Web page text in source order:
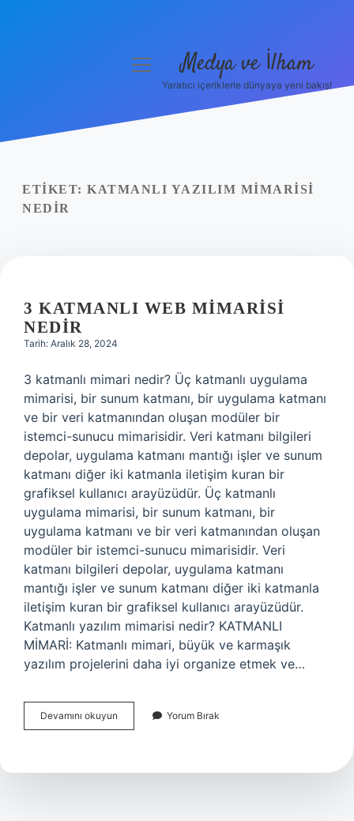
Yasal Uyarı
menüyüMedya ve İlham
Yaratıcı içeriklerle dünyaya yeni bakış!
ETIKET: KATMANLI YAZILIM MIMARISI
NEDIR
3 KATMANLI WEB MIMARISI
NEDIR
Tarih: Aralık 28, 2024
3 katmanlı mimari nedir? Üç katmanlı uygulama
mimarisi, bir sunum katmanı, bir uygulama katmanı
ve bir veri katmanından oluşan modüler bir
istemci-sunucu mimarisidir. Veri katmanı bilgileri
depolar, uygulama katmanı mantığı işler ve sunum
katmanı diğer iki katmanla iletişim kuran bir
grafiksel kullanıcı arayüzüdür. Üç katmanlı
uygulama mimarisi, bir sunum katmanı, bir
uygulama katmanı ve bir veri katmanından oluşan
modüler bir istemci-sunucu mimarisidir. Veri
katmanı bilgileri depolar, uygulama katmanı
mantığı işler ve sunum katmanı diğer iki katmanla
iletişim kuran bir grafiksel kullanıcı arayüzüdür.
Katmanlı yazılım mimarisi nedir? KATMANLI
MİMARİ: Katmanlı mimari, büyük ve karmaşık
yazılım projelerini daha iyi organize etmek ve…
Devamını okuyun
Katmanlı
Nedir
Yorum Bırak